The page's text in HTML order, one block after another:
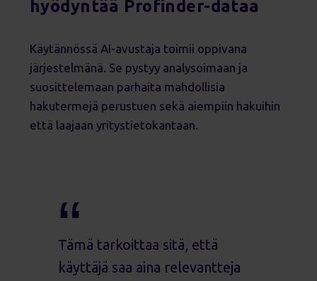
hyödyntää Profinder-dataa
Käytännössä AI-avustaja toimii oppivana
järjestelmänä. Se pystyy analysoimaan ja
suosittelemaan parhaita mahdollisia
hakutermejä perustuen sekä aiempiin hakuihin
että laajaan yritystietokantaan.
Tämä tarkoittaa sitä, että
käyttäjä saa aina relevantteja